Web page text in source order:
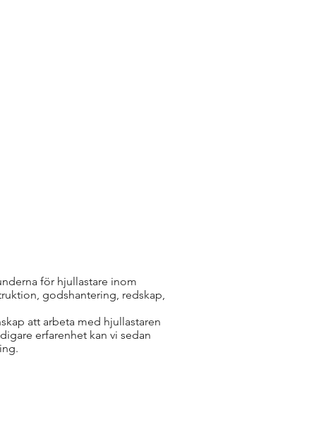
för hjullastare inom
godshantering, redskap,
att arbeta med hjullastaren
erfarenhet kan vi sedan